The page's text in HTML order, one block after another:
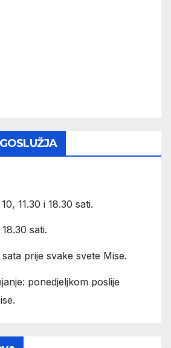
11.30 i 18.30 sati.
sati.
prije svake svete Mise.
ponedjeljkom poslije